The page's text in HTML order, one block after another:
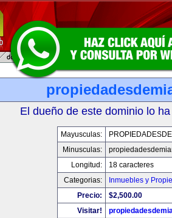
El dueño de este dominio lo
Mayusculas:
Minusculas:
Longitud:
18 caracteres
Categorias:
Inmuebles y
Precio:
$2,500.00
Visitar!